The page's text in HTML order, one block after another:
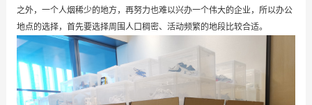
之外，一个人烟稀少的地方，再努力也难以兴办一个伟大的企业，所以办公
地点的选择，首先要选择周围人口稠密、活动频繁的地段比较合适。